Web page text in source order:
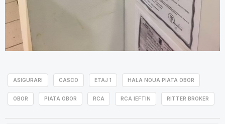
ASIGURARI CASCO ETAJ 1 HALA NOUA PIATA OBOR
OBOR PIATA OBOR RCA RCA IEFTIN RITTER BROKER